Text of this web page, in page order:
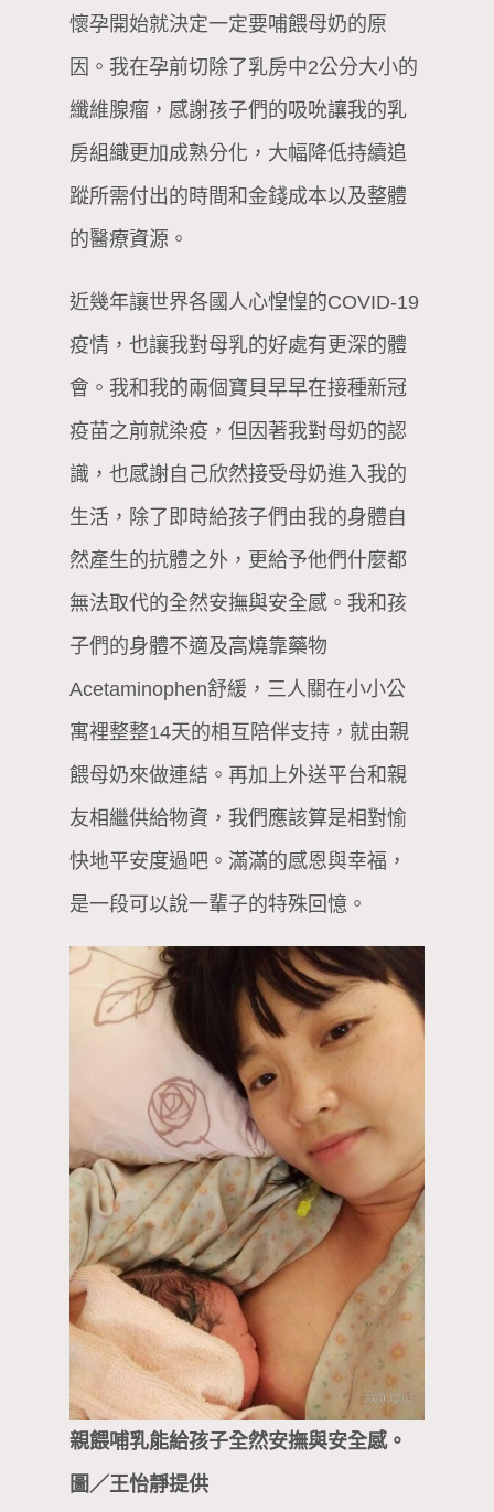
懷孕開始就決定一定要哺餵母奶的原
因。我在孕前切除了乳房中2公分大小的
纖維腺瘤，感謝孩子們的吸吮讓我的乳
房組織更加成熟分化，大幅降低持續追
蹤所需付出的時間和金錢成本以及整體
的醫療資源。
近幾年讓世界各國人心惶惶的COVID-19
疫情，也讓我對母乳的好處有更深的體
會。我和我的兩個寶貝早早在接種新冠
疫苗之前就染疫，但因著我對母奶的認
識，也感謝自己欣然接受母奶進入我的
生活，除了即時給孩子們由我的身體自
然產生的抗體之外，更給予他們什麼都
無法取代的全然安撫與安全感。我和孩
子們的身體不適及高燒靠藥物
Acetaminophen舒緩，三人關在小小公
寓裡整整14天的相互陪伴支持，就由親
餵母奶來做連結。再加上外送平台和親
友相繼供給物資，我們應該算是相對愉
快地平安度過吧。滿滿的感恩與幸福，
是一段可以說一輩子的特殊回憶。
親餵哺乳能給孩子全然安撫與安全感。
圖／王怡靜提供